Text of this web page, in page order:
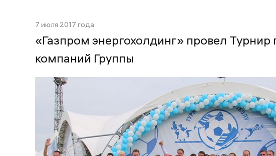
7 июля 2017 года
«Газпром энергохолдинг» провел
компаний Группы